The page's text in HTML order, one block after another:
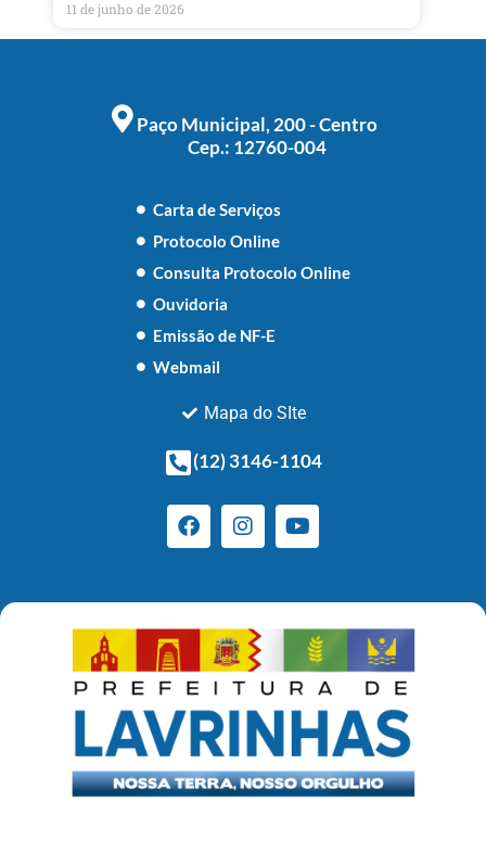
11 de junho de 2026
Paço Municipal, 200 - Centro
Cep.: 12760-004
Carta de Serviços
Protocolo Online
Consulta Protocolo Online
Ouvidoria
Emissão de NF-E
Webmail
Mapa do SIte
(12) 3146-1104